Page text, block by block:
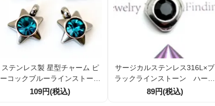
ステンレス製 星型チャーム ピ
ーコックブルーラインストーン
付き 9.3mm アクセサリーパー
109円(税込)
サージカルステンレス316L×ブ
ラックラインストーン ハート
型トップチャームパーツ9×8ｍ
89円(税込)